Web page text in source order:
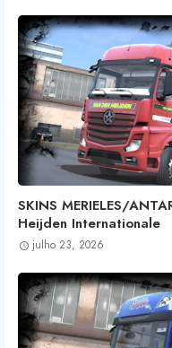
SKINS MERIELES/
Heijden Internationale
julho 23, 2026